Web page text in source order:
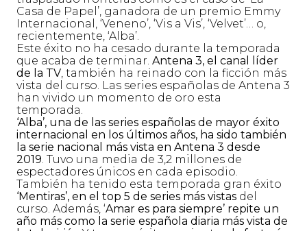
Casa de Papel’, ganadora de un premio Emmy
Internacional, ‘Veneno’, ‘Vis a Vis’, ‘Velvet’… o,
recientemente, ‘Alba’.
Este éxito no ha cesado durante la temporada
que acaba de terminar.Antena 3, el canal líder
de la TV , también ha reinado con la ficción más
vista del curso. Las series españolas de Antena 3
han vivido un momento de oro esta
temporada.
‘Alba’, una de las series españolas de mayor éxito
internacional en los últimos años, ha sido también
la serie nacional más vista en Antena 3 desde
2019 . Tuvo una media de 3,2 millones de
espectadores únicos en cada episodio.
También ha tenido esta temporada gran éxito
‘Mentiras’, en el top 5 de series más vistas del
curso. Además, ‘Amar es para siempre’ repite un
año más como la serie española diaria más vista de